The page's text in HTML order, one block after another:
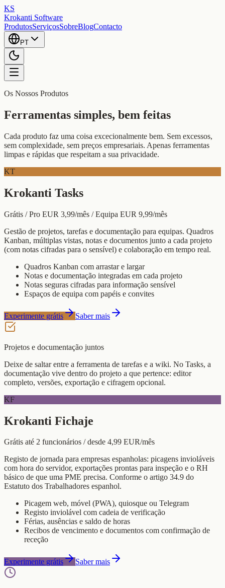
KS
Krokanti Software
ProdutosServiçosSobreBlogContacto
PT
Os Nossos Produtos
Ferramentas simples, bem feitas
Cada produto faz uma coisa excecionalmente bem. Sem excessos,
sem complexidade, sem preços empresariais. Apenas ferramentas
limpas e rápidas que respeitam a sua privacidade.
KT
Krokanti Tasks
Grátis / Pro EUR 3,99/mês / Equipa EUR 9,99/mês
Gestão de projetos, tarefas e documentação para equipas. Quadros
Kanban, múltiplas vistas, notas e documentos junto a cada projeto
(com notas cifradas para o sensível) e colaboração em tempo real.
Quadros Kanban com arrastar e largar
Notas e documentação integradas em cada projeto
Notas seguras cifradas para informação sensível
Espaços de equipa com papéis e convites
Experimente grátis Saber mais
Projetos e documentação juntos
Deixe de saltar entre a ferramenta de tarefas e a wiki. No Tasks, a
documentação vive dentro do projeto a que pertence: editor
completo, versões, exportação e cifragem opcional.
KF
Krokanti Fichaje
Grátis até 2 funcionários / desde 4,99 EUR/mês
Registo de jornada para empresas espanholas: picagens invioláveis
com hora do servidor, exportações prontas para inspeção e o RH
básico de que uma PME precisa. Conforme o artigo 34.9 do
Estatuto dos Trabalhadores espanhol.
Picagem web, móvel (PWA), quiosque ou Telegram
Registo inviolável com cadeia de verificação
Férias, ausências e saldo de horas
Recibos de vencimento e documentos com confirmação de
receção
Experimente grátis Saber mais